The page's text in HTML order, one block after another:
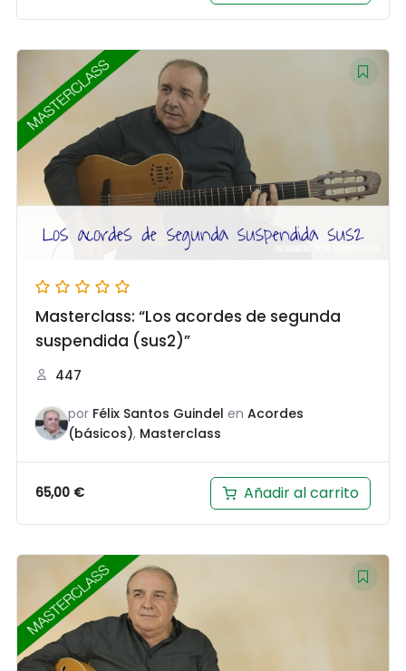
Masterclass: “Los acordes de segunda
suspendida (sus2)”
447
por Félix Santos Guindel en Acordes
(básicos), Masterclass
65,00 € Añadir al carrito